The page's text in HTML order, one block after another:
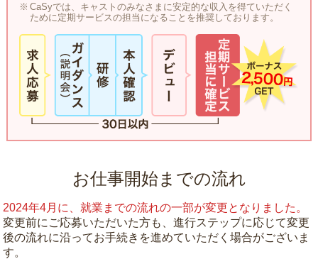
CaSyでは、キャストのみなさまに安定的な収入を得ていただく
ために定期サービスの担当になることを推奨しております。
お仕事開始までの流れ
2024年4月に、就業までの流れの一部が変更となりました。
変更前にご応募いただいた方も、進行ステップに応じて変更
後の流れに沿ってお手続きを進めていただく場合がございま
す。